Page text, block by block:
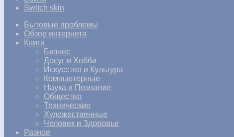
Switch skin
Бытовые проблемы
Обзор интернета
Книги
Бизнес
Досуг и Хобби
Искусство и Культура
Компьютерные
Наука и Познание
Общество
Технические
Художественные
Человек и Здоровье
Разное